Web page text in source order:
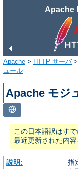
Apache
Apache > HTTP サーバ>
ュール
Apache モジ
この日本語訳はす
最近更新された内
説明:
指